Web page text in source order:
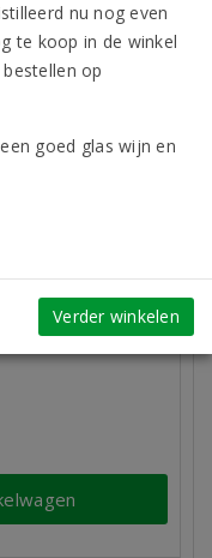
nu nog even
te koop in de winkel
op
goed glas wijn en
Verder winkelen